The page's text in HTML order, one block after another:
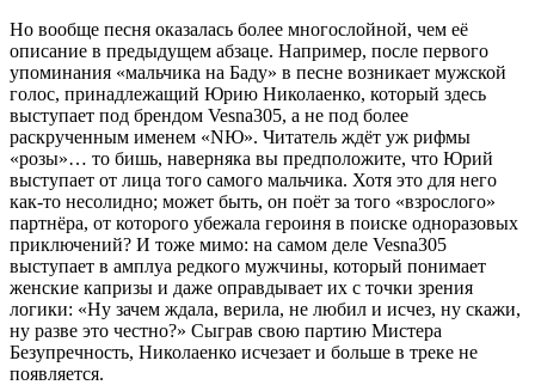
Но вообще песня оказалась более многослойной, чем её
описание в предыдущем абзаце. Например, после первого
упоминания «мальчика на Баду» в песне возникает мужской
голос, принадлежащий Юрию Николаенко, который здесь
выступает под брендом Vesna305, а не под более
раскрученным именем «NЮ». Читатель ждёт уж рифмы
«розы»… то бишь, наверняка вы предположите, что Юрий
выступает от лица того самого мальчика. Хотя это для него
как-то несолидно; может быть, он поёт за того «взрослого»
партнёра, от которого убежала героиня в поиске одноразовых
приключений? И тоже мимо: на самом деле Vesna305
выступает в амплуа редкого мужчины, который понимает
женские капризы и даже оправдывает их с точки зрения
логики: «Ну зачем ждала, верила, не любил и исчез, ну скажи,
ну разве это честно?» Сыграв свою партию Мистера
Безупречность, Николаенко исчезает и больше в треке не
появляется.